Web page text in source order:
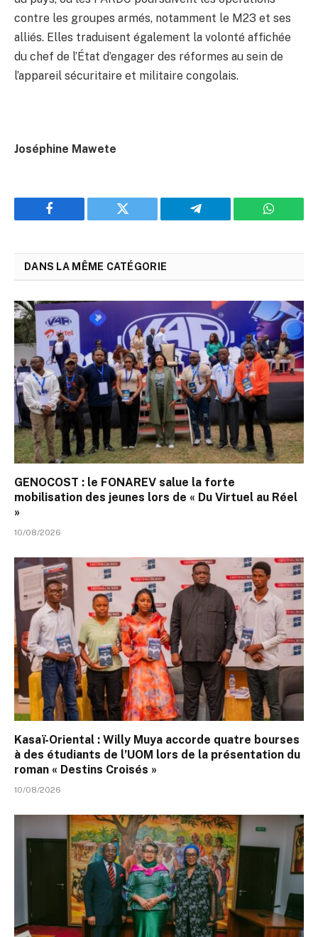
contre les groupes armés, notamment le M23 et ses
alliés. Elles traduisent également la volonté affichée
du chef de l’État d’engager des réformes au sein de
l’appareil sécuritaire et militaire congolais.
Joséphine Mawete
Facebook Twitter Telegram
DANS LA MÊME CATÉGORIE
GENOCOST : le FONAREV salue la forte
mobilisation des jeunes lors de « Du Virtuel au Réel
»
10/08/2026
Kasaï-Oriental : Willy Muya accorde quatre bourses
à des étudiants de l’UOM lors de la présentation du
roman « Destins Croisés »
10/08/2026